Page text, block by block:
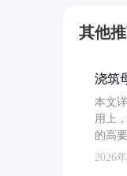
其他
浇筑
本文
用上
的高
2026